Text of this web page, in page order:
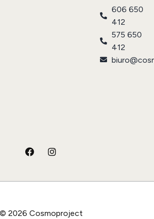
606 650
412
575 650
412
© 2026 Cosmoproject